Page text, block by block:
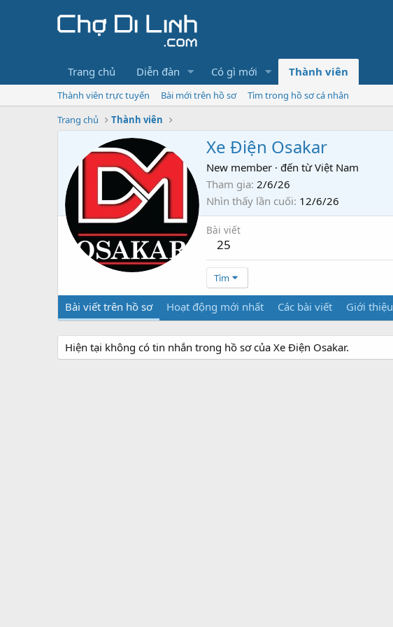
Trang chủ Diễn đàn Có gì mới Thành viên
Thành viên trực tuyến Bài mới trên hồ sơ
Tìm trong hồ sơ cá nhân
Trang chủ
Thành viên
Xe Điện Osakar
New member · đến từ Việt Nam
Tham gia 2/6/26
Nhìn thấy lần cuối 12/6/26
Bài viết
25
Tìm
Bài viết trên hồ sơ Hoạt động mới nhất Các bài viết Giới thiệu
Hiện tại không có tin nhắn trong hồ sơ của Xe Điện Osakar.